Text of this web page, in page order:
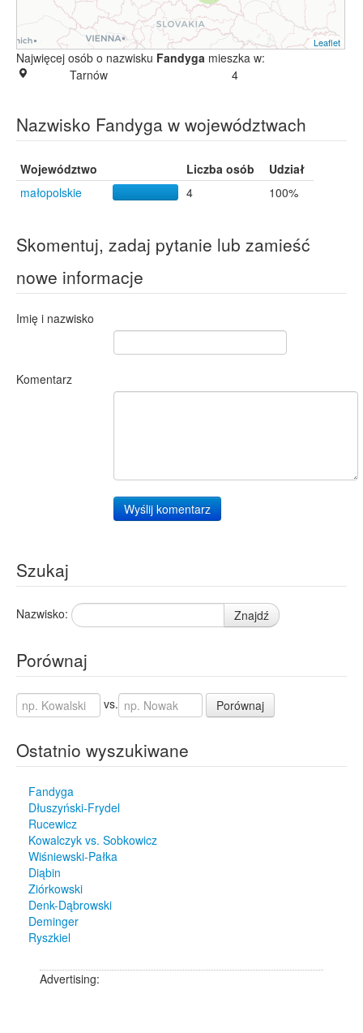
Leaflet
Najwięcej osób o nazwisku Fandyga mieszka w:
Tarnów
4
Nazwisko Fandyga w województwach
Województwo Liczba osób
Udział
małopolskie
4 100%
Skomentuj, zadaj pytanie lub zamieść
nowe informacje
Imię i nazwisko
Komentarz
Wyślij komentarz
Szukaj
Nazwisko: Znajdź
Porównaj
vs. Porównaj
Ostatnio wyszukiwane
Fandyga
Dłuszyński-Frydel
Rucewicz
Kowalczyk vs. Sobkowicz
Wiśniewski-Pałka
Diąbin
Ziórkowski
Denk-Dąbrowski
Deminger
Ryszkiel
Advertising: